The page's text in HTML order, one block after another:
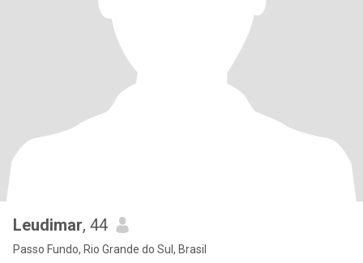
Leudimar, 44
Passo Fundo, Rio Grande do Sul, Brasil